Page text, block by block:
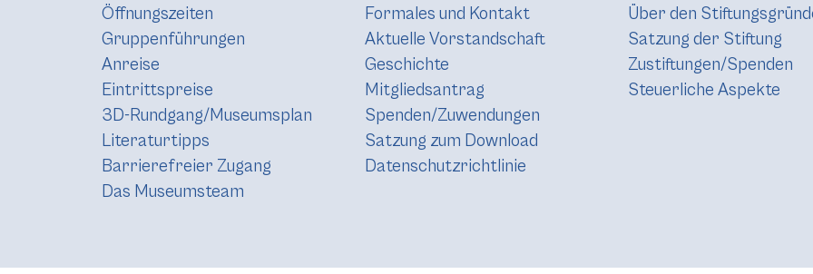
Öffnungszeiten
Gruppenführungen
Anreise
Eintrittspreise
3D-Rundgang/Museumsplan
Literaturtipps
Barrierefreier Zugang
Das Museumsteam
Formales und Kontakt
Aktuelle Vorstandschaft
Geschichte
Mitgliedsantrag
Spenden/Zuwendungen
Satzung zum Download
Datenschutzrichtlinie
Über den
Satzung der Stiftung
Zustiftungen/Spenden
Steuerliche Aspekte